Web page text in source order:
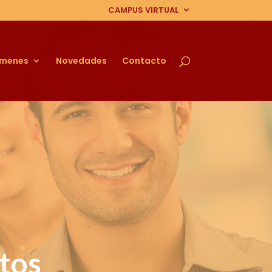
CAMPUS VIRTUAL
Novedades Contacto